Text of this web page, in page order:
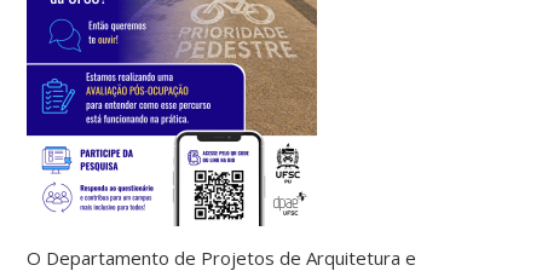
O Departamento de Projetos de Arquitetura e